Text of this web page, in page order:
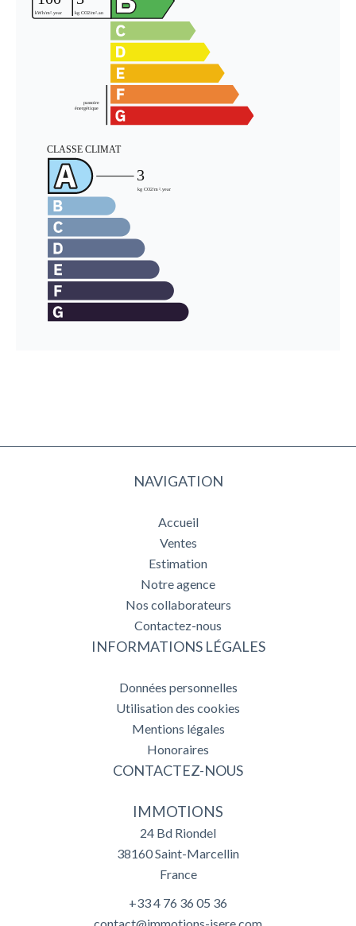
NAVIGATION
Accueil
Ventes
Estimation
Notre agence
Nos collaborateurs
Contactez-nous
INFORMATIONS LÉGALES
Données personnelles
Utilisation des cookies
Mentions légales
Honoraires
CONTACTEZ-NOUS
IMMOTIONS
24 Bd Riondel
38160Saint-Marcellin
France
+33 4 76 36 05 36